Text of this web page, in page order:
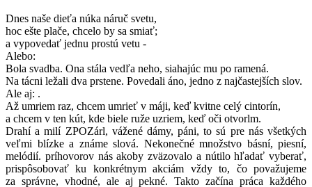
Dnes naše dieťa núka náruč svetu,
hoc ešte plače, chcelo by sa smiať;
a vypovedať jednu prostú vetu -
Alebo:
Bola svadba. Ona stála vedľa neho, siahajúc mu po ramená.
Na tácni ležali dva prstene. Povedali áno, jedno z najčastejších slov.
Ale aj: .
Až umriem raz, chcem umrieť v máji, keď kvitne celý cintorín,
a chcem v ten kút, kde biele ruže uzriem, keď oči otvorlm.
Drahí a milí ZPOZárl, vážené dámy, páni, to sú pre nás všetkých
veľmi blízke a známe slová. Nekonečné množstvo básní, piesní,
melódií. príhovorov nás akoby zväzovalo a nútilo hľadať vyberať,
prispôsobovať ku konkrétnym akciám vždy to, čo považujeme
za správne, vhodné, ale aj pekné. Takto začína práca každého